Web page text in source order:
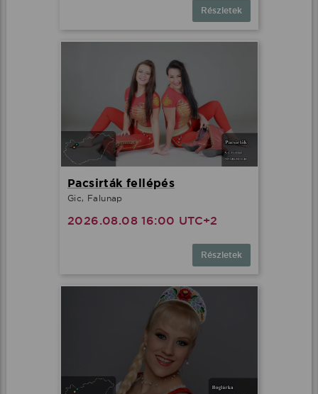
Részletek
Pacsirták fellépés
Gic, Falunap
2026.08.08 16:00 UTC+2
Részletek